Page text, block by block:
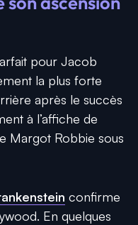
pour Jacob
la plus forte
après le succès
à l’affiche de
Margot Robbie sous
confirme
En quelques